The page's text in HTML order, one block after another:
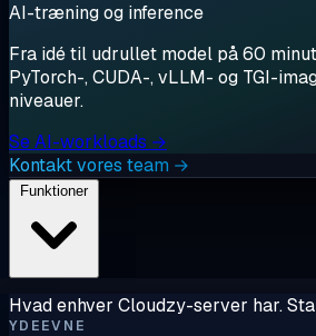
AI-træning og inference
Fra idé til udrullet model på 60
PyTorch-, CUDA-, vLLM- og TGI-
niveauer.
Se AI-workloads →
Kontakt vores team →
Funktioner
Hvad enhver Cloudzy-server har.
YDEEVNE